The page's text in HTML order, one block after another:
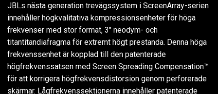
utbildning
Var man kan köpa och ansluta
support
JBLs nästa generation trevägssystem i ScreenArray-serien
innehåller högkvalitativa kompressionsenheter för höga
frekvenser med stor format, 3" neodym- och
titantitandiafragma för extremt högt prestanda. Denna höga
frekvenssenhet är kopplad till den patenterade
högfrekvenssatsen med Screen Spreading Compensation™
för att korrigera högfrekvensdistorsion genom perforerade
skärmar. Lågfrekvenssektionerna innehåller patenterade